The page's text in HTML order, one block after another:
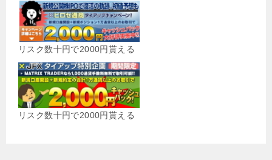
リスク数十円で2000円貰える
リスク数十円で2000円貰える